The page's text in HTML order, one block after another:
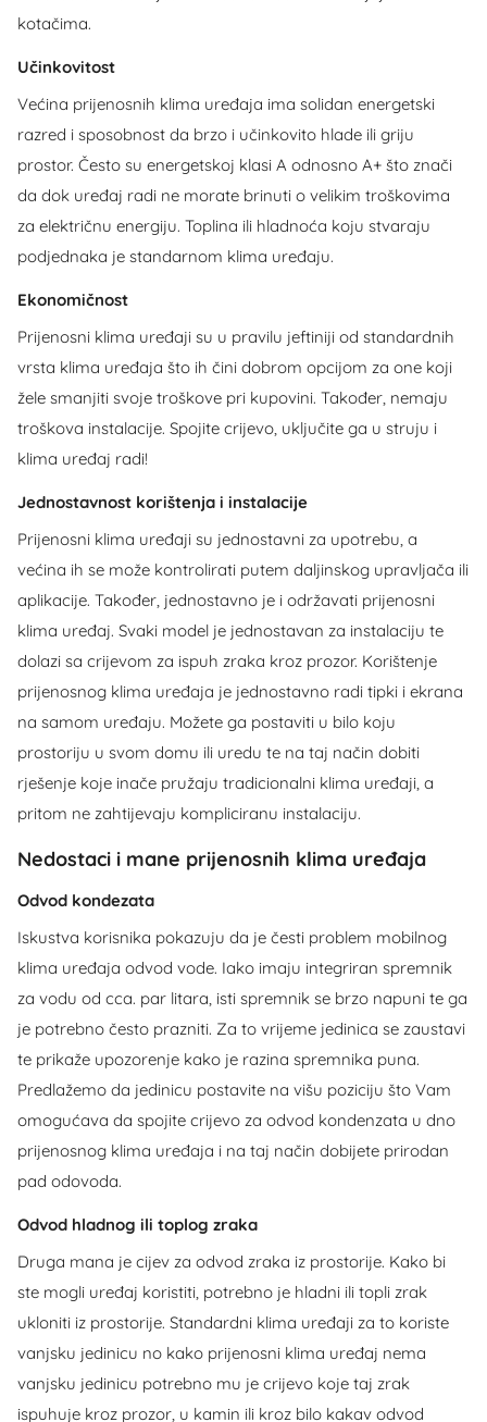
kotačima.
Učinkovitost
Većina prijenosnih klima uređaja ima solidan energetski
razred i sposobnost da brzo i učinkovito hlade ili griju
prostor. Često su energetskoj klasi A odnosno A+ što znači
da dok uređaj radi ne morate brinuti o velikim troškovima
za električnu energiju. Toplina ili hladnoća koju stvaraju
podjednaka je standarnom klima uređaju.
Ekonomičnost
Prijenosni klima uređaji su u pravilu jeftiniji od standardnih
vrsta klima uređaja što ih čini dobrom opcijom za one koji
žele smanjiti svoje troškove pri kupovini. Također, nemaju
troškova instalacije. Spojite crijevo, uključite ga u struju i
klima uređaj radi!
Jednostavnost korištenja i instalacije
Prijenosni klima uređaji su jednostavni za upotrebu, a
većina ih se može kontrolirati putem daljinskog upravljača ili
aplikacije. Također, jednostavno je i održavati prijenosni
klima uređaj. Svaki model je jednostavan za instalaciju te
dolazi sa crijevom za ispuh zraka kroz prozor. Korištenje
prijenosnog klima uređaja je jednostavno radi tipki i ekrana
na samom uređaju. Možete ga postaviti u bilo koju
prostoriju u svom domu ili uredu te na taj način dobiti
rješenje koje inače pružaju tradicionalni klima uređaji, a
pritom ne zahtijevaju kompliciranu instalaciju.
Nedostaci i mane prijenosnih klima uređaja
Odvod kondezata
Iskustva korisnika pokazuju da je česti problem mobilnog
klima uređaja odvod vode. Iako imaju integriran spremnik
za vodu od cca. par litara, isti spremnik se brzo napuni te ga
je potrebno često prazniti. Za to vrijeme jedinica se zaustavi
te prikaže upozorenje kako je razina spremnika puna.
Predlažemo da jedinicu postavite na višu poziciju što Vam
omogućava da spojite crijevo za odvod kondenzata u dno
prijenosnog klima uređaja i na taj način dobijete prirodan
pad odovoda.
Odvod hladnog ili toplog zraka
Druga mana je cijev za odvod zraka iz prostorije. Kako bi
ste mogli uređaj koristiti, potrebno je hladni ili topli zrak
ukloniti iz prostorije. Standardni klima uređaji za to koriste
vanjsku jedinicu no kako prijenosni klima uređaj nema
vanjsku jedinicu potrebno mu je crijevo koje taj zrak
ispuhuje kroz prozor, u kamin ili kroz bilo kakav odvod